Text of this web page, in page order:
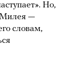
Но,
Милея —
словам,